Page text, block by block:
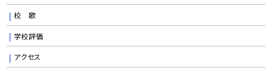
校 歌
学校評価
アクセス